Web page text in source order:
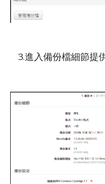
3.進入備份檔細節提